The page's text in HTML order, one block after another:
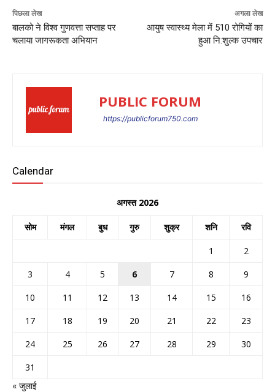
पिछला लेख
बालको ने विश्व गुणवत्ता सप्ताह पर
चलाया जागरूकता अभियान
अगला लेख
आयुष स्वास्थ्य मेला में 510 रोगियों का
हुआ नि:शुल्क उपचार
PUBLIC FORUM
https://publicforum750.com
Calendar
अगस्त 2026
सोम मंगल बुध गुरु शुक्र शनि रवि
1
2
3
4 5 6 7 8
9
10
11 12 13 14 15
16
17
18 19 20 21 22
23
24
25 26 27 28 29
30
31
« जुलाई